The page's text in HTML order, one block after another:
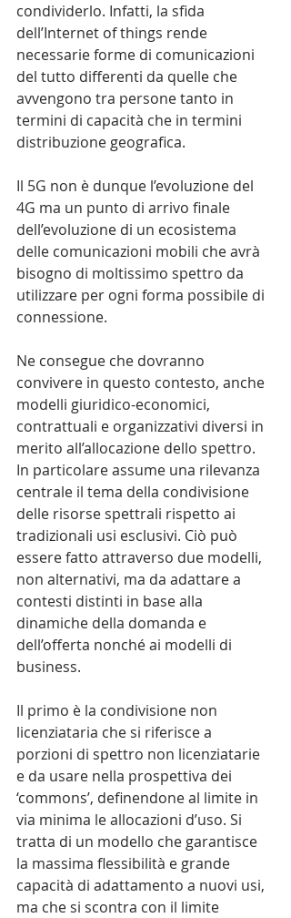
condividerlo. Infatti, la sfida
dell’Internet of things rende
necessarie forme di comunicazioni
del tutto differenti da quelle che
avvengono tra persone tanto in
termini di capacità che in termini
distribuzione geografica.
Il 5G non è dunque l’evoluzione del
4G ma un punto di arrivo finale
dell’evoluzione di un ecosistema
delle comunicazioni mobili che avrà
bisogno di moltissimo spettro da
utilizzare per ogni forma possibile di
connessione.
Ne consegue che dovranno
convivere in questo contesto, anche
modelli giuridico-economici,
contrattuali e organizzativi diversi in
merito all’allocazione dello spettro.
In particolare assume una rilevanza
centrale il tema della condivisione
delle risorse spettrali rispetto ai
tradizionali usi esclusivi. Ciò può
essere fatto attraverso due modelli,
non alternativi, ma da adattare a
contesti distinti in base alla
dinamiche della domanda e
dell’offerta nonché ai modelli di
business.
Il primo è la condivisione non
licenziataria che si riferisce a
porzioni di spettro non licenziatarie
e da usare nella prospettiva dei
‘commons’, definendone al limite in
via minima le allocazioni d’uso. Si
tratta di un modello che garantisce
la massima flessibilità e grande
capacità di adattamento a nuovi usi,
ma che si scontra con il limite